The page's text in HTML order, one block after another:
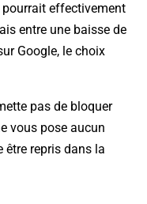
effectivement
entre une baisse de
Google, le choix
pas de bloquer
vous pose aucun
être repris dans la